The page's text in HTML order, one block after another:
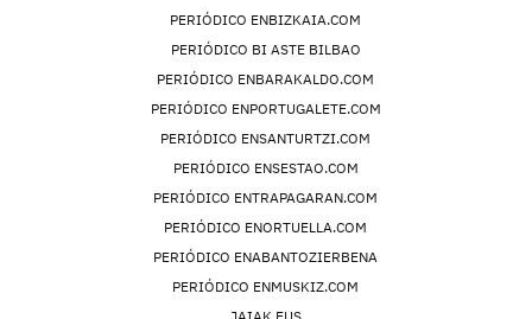
PERIÓDICO ENBIZKAIA.COM
PERIÓDICO BI ASTE BILBAO
PERIÓDICO ENBARAKALDO.COM
PERIÓDICO ENPORTUGALETE.COM
PERIÓDICO ENSANTURTZI.COM
PERIÓDICO ENSESTAO.COM
PERIÓDICO ENTRAPAGARAN.COM
PERIÓDICO ENORTUELLA.COM
PERIÓDICO ENABANTOZIERBENA
PERIÓDICO ENMUSKIZ.COM